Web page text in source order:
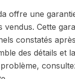
offre une
vendus. Cette
constatés
des détails et